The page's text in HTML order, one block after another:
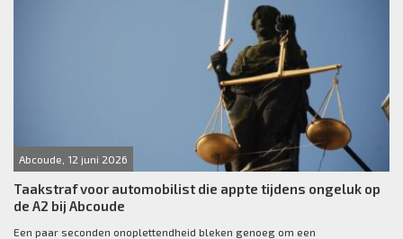
Abcoude, 12 juni 2026
Taakstraf voor automobilist die appte tijdens ongeluk op
de A2 bij Abcoude
Een paar seconden onoplettendheid bleken genoeg om een